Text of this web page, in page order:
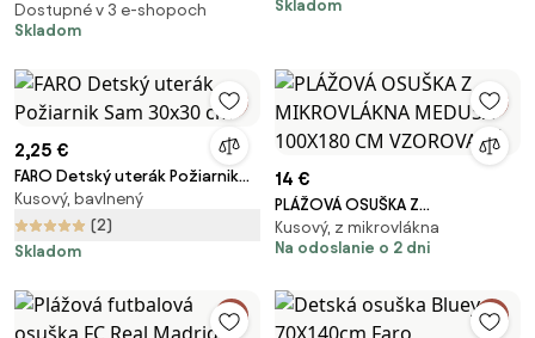
Dostupné v 3 e-shopoch
Skladom
Skladom
2,25 €
FARO Detský uterák Požiarnik
Sam 30x30 cm
Kusový, bavlnený
(2)
Skladom
14 €
PLÁŽOVÁ OSUŠKA Z
MIKROVLÁKNA MEDUSA 100X180
CM VZOROVANÁ
Kusový, z mikrovlákna
Na odoslanie o 2 dni